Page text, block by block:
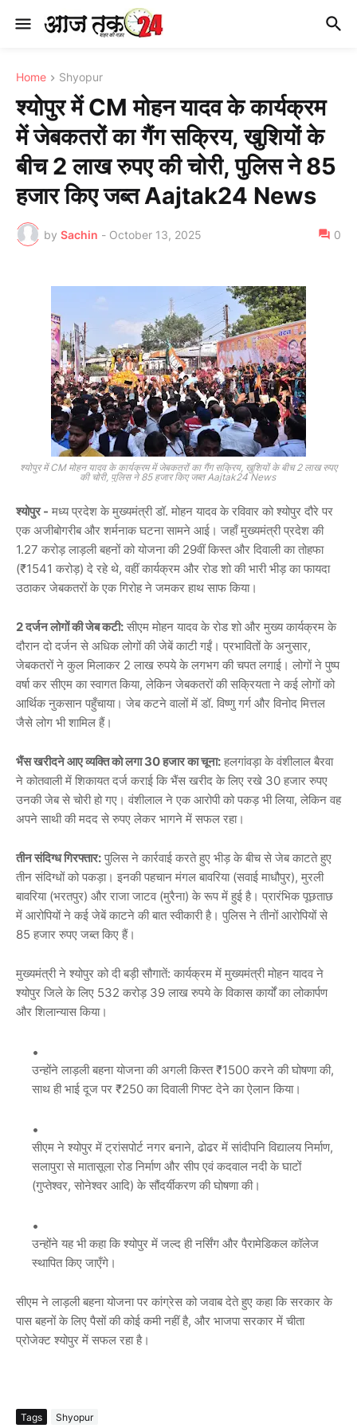
Home Shyopur
श्योपुर में CM मोहन यादव के कार्यक्रम
में जेबकतरों का गैंग सक्रिय, खुशियों के
बीच 2 लाख रुपए की चोरी, पुलिस ने 85
हजार किए जब्त Aajtak24 News
by Sachin - October 13, 2025 0
श्योपुर में CM मोहन यादव के कार्यक्रम में जेबकतरों का गैंग सक्रिय, खुशियों के बीच 2 लाख रुपए
की चोरी, पुलिस ने 85 हजार किए जब्त Aajtak24 News
श्योपुर - मध्य प्रदेश के मुख्यमंत्री डॉ. मोहन यादव के रविवार को श्योपुर दौरे पर
एक अजीबोगरीब और शर्मनाक घटना सामने आई। जहाँ मुख्यमंत्री प्रदेश की
1.27 करोड़ लाड़ली बहनों को योजना की 29वीं किस्त और दिवाली का तोहफा
(₹1541 करोड़) दे रहे थे, वहीं कार्यक्रम और रोड शो की भारी भीड़ का फायदा
उठाकर जेबकतरों के एक गिरोह ने जमकर हाथ साफ किया।
2 दर्जन लोगों की जेब कटी: सीएम मोहन यादव के रोड शो और मुख्य कार्यक्रम के
दौरान दो दर्जन से अधिक लोगों की जेबें काटी गईं। प्रभावितों के अनुसार,
जेबकतरों ने कुल मिलाकर 2 लाख रुपये के लगभग की चपत लगाई। लोगों ने पुष्प
वर्षा कर सीएम का स्वागत किया, लेकिन जेबकतरों की सक्रियता ने कई लोगों को
आर्थिक नुकसान पहुँचाया। जेब कटने वालों में डॉ. विष्णु गर्ग और विनोद मित्तल
जैसे लोग भी शामिल हैं।
भैंस खरीदने आए व्यक्ति को लगा 30 हजार का चूना: हलगांवड़ा के वंशीलाल बैरवा
ने कोतवाली में शिकायत दर्ज कराई कि भैंस खरीद के लिए रखे 30 हजार रुपए
उनकी जेब से चोरी हो गए। वंशीलाल ने एक आरोपी को पकड़ भी लिया, लेकिन वह
अपने साथी की मदद से रुपए लेकर भागने में सफल रहा।
तीन संदिग्ध गिरफ्तार: पुलिस ने कार्रवाई करते हुए भीड़ के बीच से जेब काटते हुए
तीन संदिग्धों को पकड़ा। इनकी पहचान मंगल बावरिया (सवाई माधौपुर), मुरली
बावरिया (भरतपुर) और राजा जाटव (मुरैना) के रूप में हुई है। प्रारंभिक पूछताछ
में आरोपियों ने कई जेबें काटने की बात स्वीकारी है। पुलिस ने तीनों आरोपियों से
85 हजार रुपए जब्त किए हैं।
मुख्यमंत्री ने श्योपुर को दी बड़ी सौगातें: कार्यक्रम में मुख्यमंत्री मोहन यादव ने
श्योपुर जिले के लिए 532 करोड़ 39 लाख रुपये के विकास कार्यों का लोकार्पण
और शिलान्यास किया।
उन्होंने लाड़ली बहना योजना की अगली किस्त ₹1500 करने की घोषणा की,
साथ ही भाई दूज पर ₹250 का दिवाली गिफ्ट देने का ऐलान किया।
सीएम ने श्योपुर में ट्रांसपोर्ट नगर बनाने, ढोढर में सांदीपनि विद्यालय निर्माण,
सलापुरा से मातासूला रोड निर्माण और सीप एवं कदवाल नदी के घाटों
(गुप्तेश्वर, सोनेश्वर आदि) के सौंदर्यीकरण की घोषणा की।
उन्होंने यह भी कहा कि श्योपुर में जल्द ही नर्सिंग और पैरामेडिकल कॉलेज
स्थापित किए जाएँगे।
सीएम ने लाड़ली बहना योजना पर कांग्रेस को जवाब देते हुए कहा कि सरकार के
पास बहनों के लिए पैसों की कोई कमी नहीं है, और भाजपा सरकार में चीता
प्रोजेक्ट श्योपुर में सफल रहा है।
Tags Shyopur